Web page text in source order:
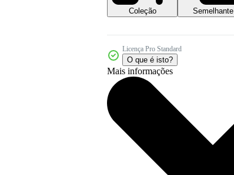
Coleção
Semelhante
Licença Pro Standard
O que é isto?
Mais informações